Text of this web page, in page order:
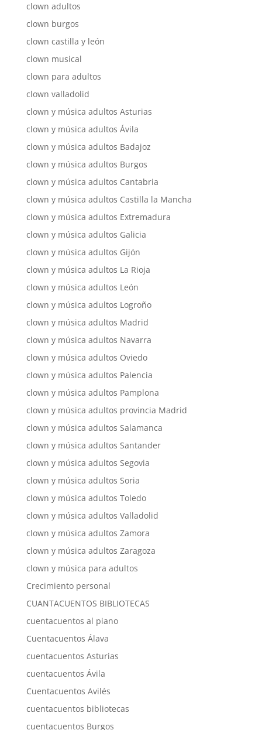
clown adultos
clown burgos
clown castilla y león
clown musical
clown para adultos
clown valladolid
clown y música adultos Asturias
clown y música adultos Ávila
clown y música adultos Badajoz
clown y música adultos Burgos
clown y música adultos Cantabria
clown y música adultos Castilla la Mancha
clown y música adultos Extremadura
clown y música adultos Galicia
clown y música adultos Gijón
clown y música adultos La Rioja
clown y música adultos León
clown y música adultos Logroño
clown y música adultos Madrid
clown y música adultos Navarra
clown y música adultos Oviedo
clown y música adultos Palencia
clown y música adultos Pamplona
clown y música adultos provincia Madrid
clown y música adultos Salamanca
clown y música adultos Santander
clown y música adultos Segovia
clown y música adultos Soria
clown y música adultos Toledo
clown y música adultos Valladolid
clown y música adultos Zamora
clown y música adultos Zaragoza
clown y música para adultos
Crecimiento personal
CUANTACUENTOS BIBLIOTECAS
cuentacuentos al piano
Cuentacuentos Álava
cuentacuentos Asturias
cuentacuentos Ávila
Cuentacuentos Avilés
cuentacuentos bibliotecas
cuentacuentos Burgos